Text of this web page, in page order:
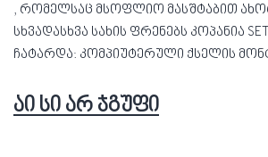
, რომელსაც მსოფლიო მასშტაბით
სხვადასხვა სახის ფრენებს კოპანია
ჩატარდა: კომპიუტერული ქსელის
აი სი არ ჯგუფი